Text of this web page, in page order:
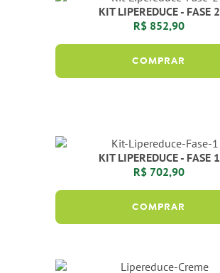
KIT LIPEREDUCE - FASE 2
R$ 852,90
COMPRAR
KIT LIPEREDUCE - FASE 1
R$ 702,90
COMPRAR